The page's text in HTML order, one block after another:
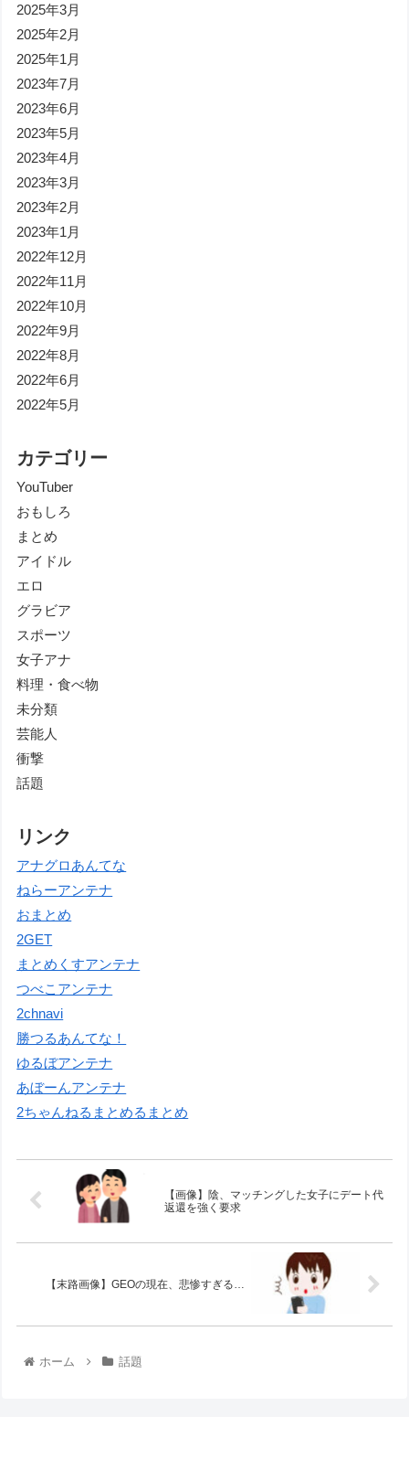
2025年3月
2025年2月
2025年1月
2023年7月
2023年6月
2023年5月
2023年4月
2023年3月
2023年2月
2023年1月
2022年12月
2022年11月
2022年10月
2022年9月
2022年8月
2022年6月
2022年5月
カテゴリー
YouTuber
おもしろ
まとめ
アイドル
エロ
グラビア
スポーツ
女子アナ
料理・食べ物
未分類
芸能人
衝撃
話題
リンク
アナグロあんてな
ねらーアンテナ
おまとめ
2GET
まとめくすアンテナ
つべこアンテナ
2chnavi
勝つるあんてな！
ゆるぼアンテナ
あぼーんアンテナ
2ちゃんねるまとめるまとめ
【画像】陰、マッチングした女子にデート代
返還を強く要求
【末路画像】GEOの現在、悲惨すぎる…
ホーム 話題